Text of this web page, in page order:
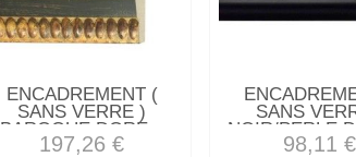
ENCADREMENT (
SANS VERRE )
BAROQUE DORE...
197,26 €
SANS
NOIR/PERLE
98,11 €